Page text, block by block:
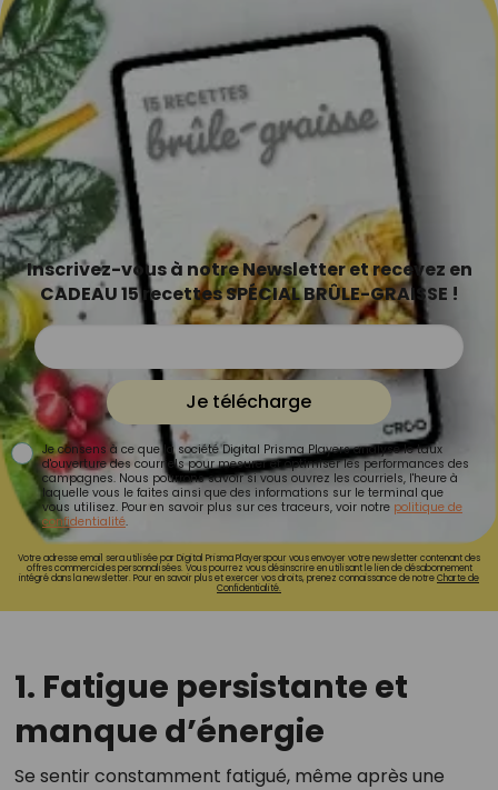
Inscrivez-vous à notre Newsletter et recevez en
CADEAU 15 recettes SPÉCIAL BRÛLE-GRAISSE !
Je télécharge
Je consens à ce que la société Digital Prisma Players analyse le taux
d'ouverture des courriels pour mesurer et optimiser les performances des
campagnes. Nous pourrons savoir si vous ouvrez les courriels, l'heure à
laquelle vous le faites ainsi que des informations sur le terminal que
vous utilisez. Pour en savoir plus sur ces traceurs, voir notre politique de
confidentialité.
Votre adresse email sera utilisée par Digital Prisma Playerspour vous envoyer votre newsletter contenant des
offres commerciales personnalisées. Vous pourrez vous désinscrire en utilisant le lien de désabonnement
intégré dans la newsletter. Pour en savoir plus et exercer vos droits, prenez connaissance de notreCharte de
Confidentialité.
1. Fatigue persistante et
manque d’énergie
Se sentir constamment fatigué, même après une